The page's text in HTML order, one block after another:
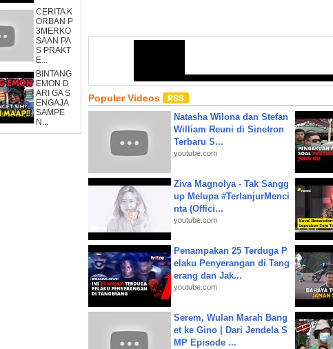
CERITA K
ORBAN P
3MERKO
SAAN PA
S PRAKT
E...
BINTANG
EMON D
ARI GA S
ENGAJA
SAMPE
N...
Populer Videos
Natasha Wilona dan Stefan
William Reuni di Sinetron
Terbaru S...
youtube.com
Ziva Magnolya - Tak Sangg
up Melupa #TerlanjurMenci
nta (Offici...
youtube.com
Penampakan 25 Terduga P
elaku Penyerangan di Tang
erang dan Jak...
youtube.com
Serem, Wulan Marah Bang
et ke Gino | Dari Jendela S
MP Episode ...